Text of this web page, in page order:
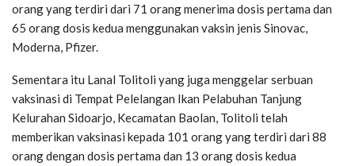
orang yang terdiri dari 71 orang menerima dosis pertama dan
65 orang dosis kedua menggunakan vaksin jenis Sinovac,
Moderna, Pfizer.
Sementara itu Lanal Tolitoli yang juga menggelar serbuan
vaksinasi di Tempat Pelelangan Ikan Pelabuhan Tanjung
Kelurahan Sidoarjo, Kecamatan Baolan, Tolitoli telah
memberikan vaksinasi kepada 101 orang yang terdiri dari 88
orang dengan dosis pertama dan 13 orang dosis kedua